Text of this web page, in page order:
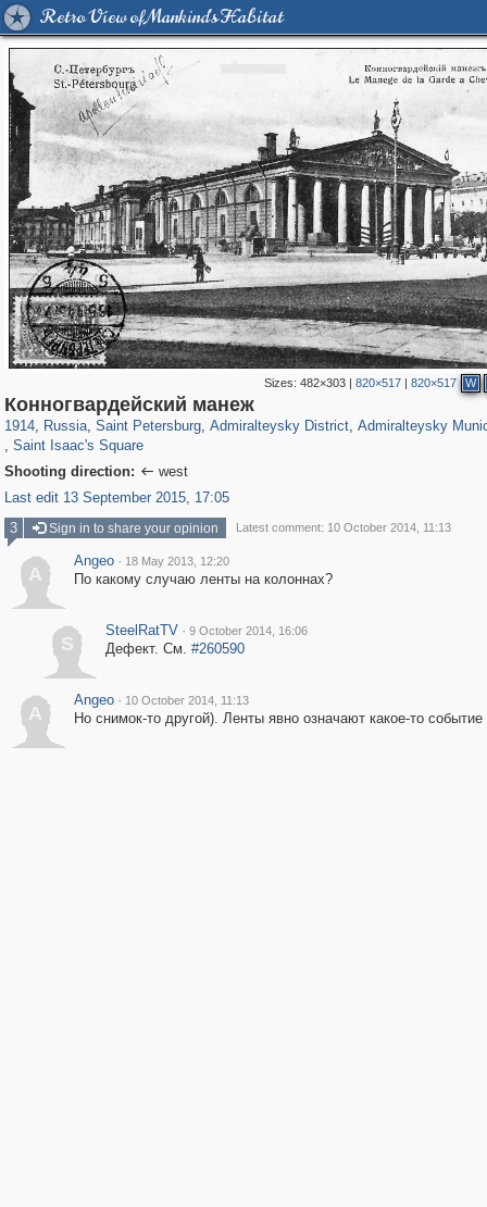
Retro View of Mankind's Habitat
Sizes:482×303 |820×517 |820×517 W
Конногвардейский манеж
1914, Russia
1,406,255 29,243
, Saint Petersburg
197,112 5,709
, Admiralteysky District
24,063
, Admiralteysky
616
, Saint Isaac's Square
2,496 86
Shooting direction:  west
Last edit 13 September 2015, 17:05
3
Sign in to share your opinion Latest comment: 10 October 2014, 11:13
A
Angeo · 18 May 2013, 12:20
По какому случаю ленты на колоннах?
S
SteelRatTV · 9 October 2014, 16:06
Дефект. См. #260590
A
Angeo · 10 October 2014, 11:13
Но снимок-то другой). Ленты явно означают какое-то событие